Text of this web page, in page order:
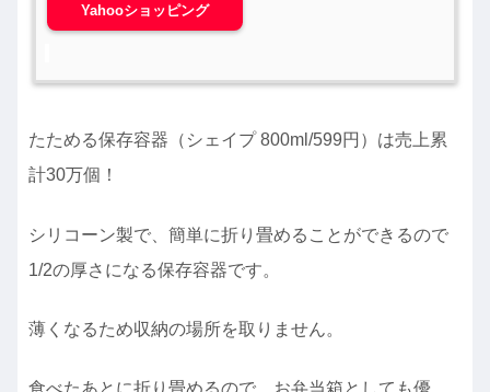
Yahooショッピング
たためる保存容器（シェイプ 800ml/599円）は売上累
計30万個！
シリコーン製で、簡単に折り畳めることができるので
1/2の厚さになる保存容器です。
薄くなるため収納の場所を取りません。